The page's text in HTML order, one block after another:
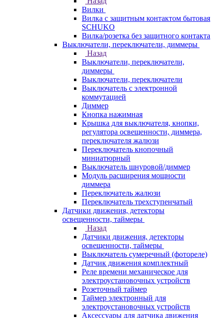
Вилки
Вилка с защитным контактом бытовая
SCHUKO
Вилка/розетка без защитного контакта
Выключатели, переключатели, диммеры
Назад
Выключатели, переключатели,
диммеры
Выключатели, переключатели
Выключатель с электронной
коммутацией
Диммер
Кнопка нажимная
Крышка для выключателя, кнопки,
регулятора освещенности, диммера,
переключателя жалюзи
Переключатель кнопочный
миниатюрный
Выключатель шнуровой/диммер
Модуль расширения мощности
диммера
Переключатель жалюзи
Переключатель трехступенчатый
Датчики движения, детекторы
освещенности, таймеры
Назад
Датчики движения, детекторы
освещенности, таймеры
Выключатель сумеречный (фотореле)
Датчик движения комплектный
Реле времени механическое для
электроустановочных устройств
Розеточный таймер
Таймер электронный для
электроустановочных устройств
Аксессуары для датчика движения